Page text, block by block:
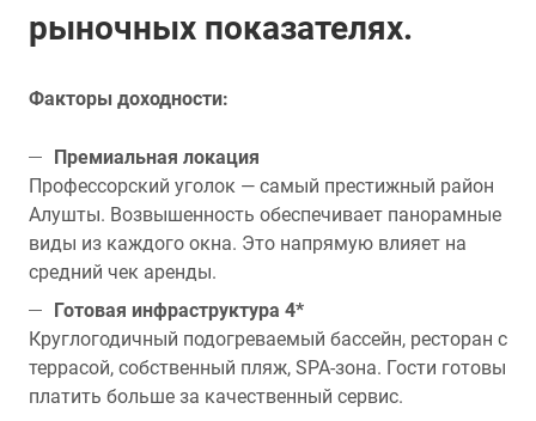
рыночных показателях.
Факторы доходности:
Премиальная локация
Профессорский уголок — самый престижный район
Алушты. Возвышенность обеспечивает панорамные
виды из каждого окна. Это напрямую влияет на
средний чек аренды.
Готовая инфраструктура 4*
Круглогодичный подогреваемый бассейн, ресторан с
террасой, собственный пляж, SPA-зона. Гости готовы
платить больше за качественный сервис.